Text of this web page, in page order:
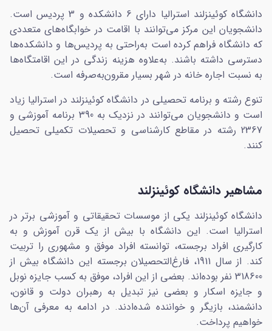
دانشگاه کوئینزلند استرالیا دارای 6 دانشکده و 3 پردیس است.
دانشجویان این مرکز می‌توانند با اقامت در خوابگاه‌های متعددی
که دانشگاه فراهم کرده است به‌راحتی به پردیس‌ها و دانشکده‌ها
دسترسی داشته باشند. به‌علاوه هزینه زندگی در این اقامتگاه‌ها
به نسبت اجاره خانه در شهر بسیار مقرون‌به‌صرفه است.
تنوع رشته و برنامه تحصیلی در دانشگاه کوئینزلند در استرالیا زیاد
است و دانشجویان می‌توانند در نزدیک به 390 برنامه آموزشی و
2367 رشته در مقاطع کارشناسی و تحصیلات تکمیلی تحصیل
کنند.
مشاهیر دانشگاه کوئینزلند
دانشگاه کوئینزلند یکی از موسسات تحقیقاتی و آموزشی برتر در
استرالیا است. این دانشگاه با بیش از یک قرن آموزش و به
کارگیری افراد برجسته، توانسته افراد موفق و مشهوری را تربیت
کند. از سال 1911، فارغ‌التحصیلان برجسته این دانشگاه بیش از
318600 نفر بوده‌اند. بعضی از این افراد، موفق به کسب جایزه نوبل
و جایزه اسکار و بعضی نیز تبدیل به رهبران دولت و قانون،
دانشمند، بازیگر و خواننده شده‌ادند. در ادامه به ‌معرفی آن‌ها
خواهیم پرداخت.